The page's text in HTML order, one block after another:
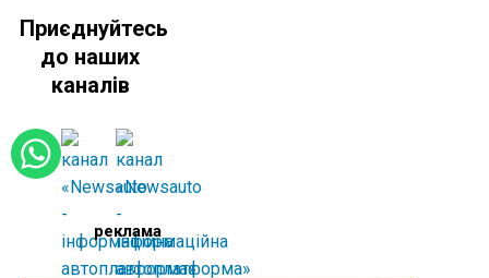
Приєднуйтесь
до наших
каналів
реклама